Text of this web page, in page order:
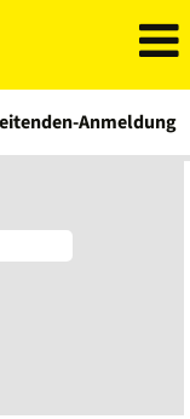
Anmeldung